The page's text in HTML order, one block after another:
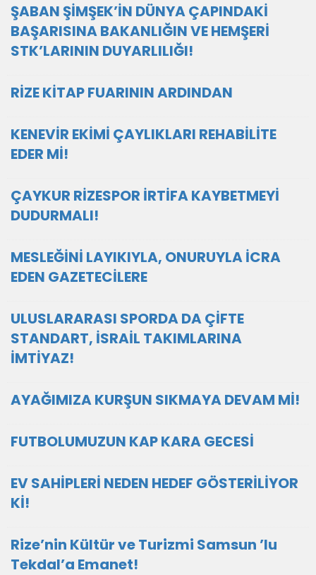
ŞABAN ŞİMŞEK’İN DÜNYA ÇAPINDAKİ
BAŞARISINA BAKANLIĞIN VE HEMŞERİ
STK’LARININ DUYARLILIĞI!
RİZE KİTAP FUARININ ARDINDAN
KENEVİR EKİMİ ÇAYLIKLARI REHABİLİTE
EDER Mİ!
ÇAYKUR RİZESPOR İRTİFA KAYBETMEYİ
DUDURMALI!
MESLEĞİNİ LAYIKIYLA, ONURUYLA İCRA
EDEN GAZETECİLERE
ULUSLARARASI SPORDA DA ÇİFTE
STANDART, İSRAİL TAKIMLARINA
İMTİYAZ!
AYAĞIMIZA KURŞUN SIKMAYA DEVAM Mİ!
FUTBOLUMUZUN KAP KARA GECESİ
EV SAHİPLERİ NEDEN HEDEF GÖSTERİLİYOR
Kİ!
Rize’nin Kültür ve Turizmi Samsun ’lu
Tekdal’a Emanet!